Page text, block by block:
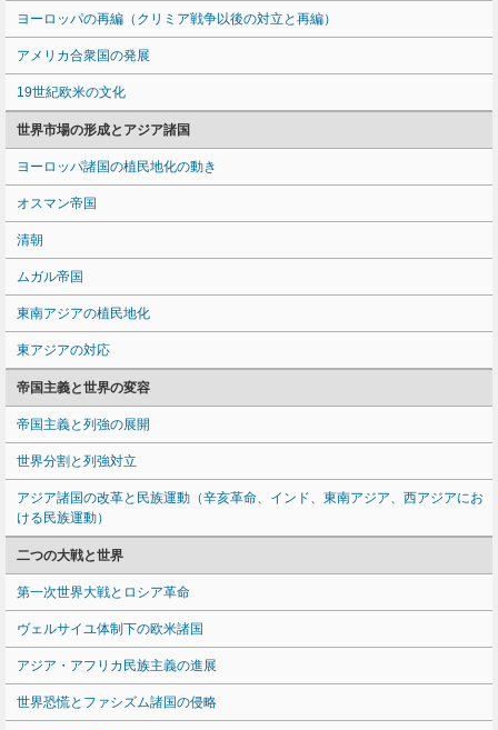
ヨーロッパの再編（クリミア戦争以後の対立と再編）
アメリカ合衆国の発展
19世紀欧米の文化
世界市場の形成とアジア諸国
ヨーロッパ諸国の植民地化の動き
オスマン帝国
清朝
ムガル帝国
東南アジアの植民地化
東アジアの対応
帝国主義と世界の変容
帝国主義と列強の展開
世界分割と列強対立
アジア諸国の改革と民族運動（辛亥革命、インド、東南アジア、西アジアにお
ける民族運動）
二つの大戦と世界
第一次世界大戦とロシア革命
ヴェルサイユ体制下の欧米諸国
アジア・アフリカ民族主義の進展
世界恐慌とファシズム諸国の侵略